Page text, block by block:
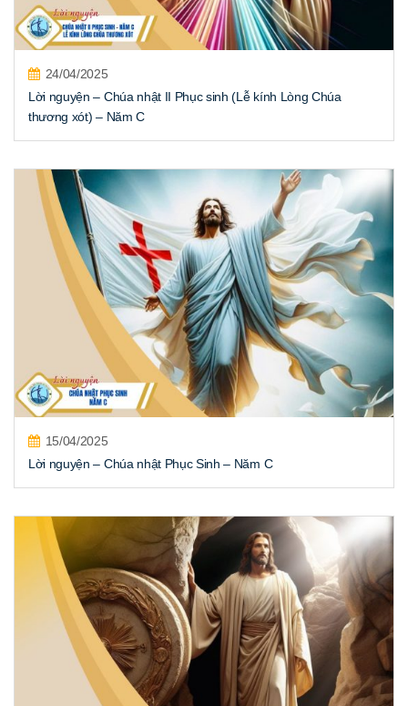
24/04/2025
Lời nguyện – Chúa nhật II Phục sinh (Lễ kính Lòng Chúa
thương xót) – Năm C
15/04/2025
Lời nguyện – Chúa nhật Phục Sinh – Năm C